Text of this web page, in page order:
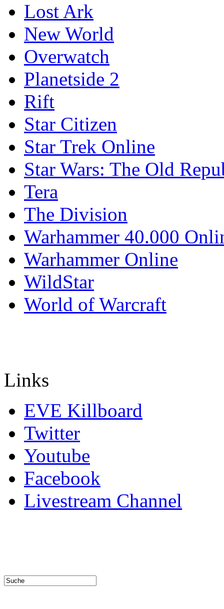
Lost Ark
New World
Overwatch
Planetside 2
Rift
Star Citizen
Star Trek Online
Star Wars: The Old
Tera
The Division
Warhammer 40.000
Warhammer Online
WildStar
World of Warcraft
Links
EVE Killboard
Twitter
Youtube
Facebook
Livestream Channel